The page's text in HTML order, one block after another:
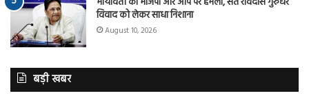
विवाद को लेकर साधा निशाना
August 10, 2026
बड़ी खबर